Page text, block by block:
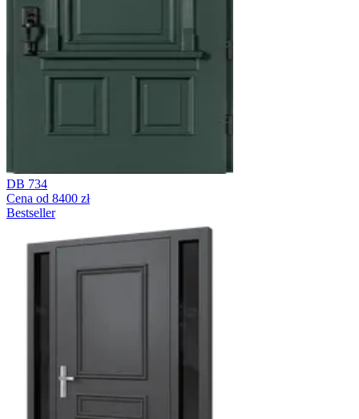
DB 734
Cena od 8400 zł
Bestseller